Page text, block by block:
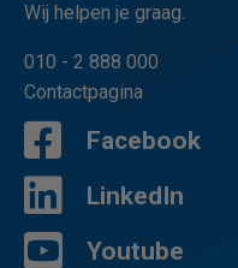
Wij helpen je graag.
010 - 2 888 000
Contactpagina
Facebook
LinkedIn
Youtube